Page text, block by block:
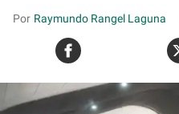
Raymundo Rangel Laguna